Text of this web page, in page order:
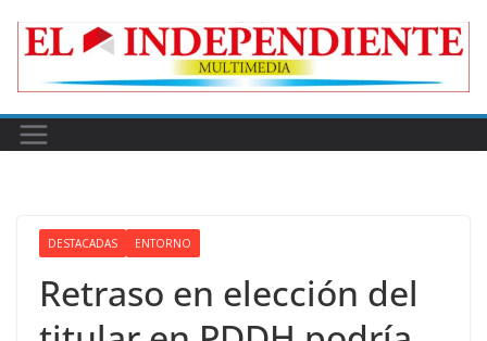
DESTACADAS ENTORNO
Retraso en elección del